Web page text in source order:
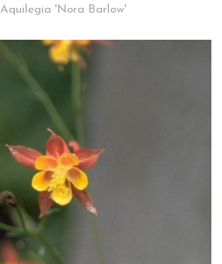
Aquilegia 'Nora Barlow'